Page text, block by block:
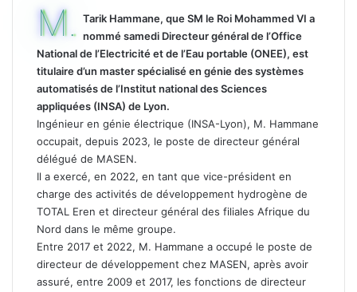
M. Tarik Hammane, que SM le Roi Mohammed VI a
nommé samedi Directeur général de l’Office
National de l’Electricité et de l’Eau portable (ONEE), est
titulaire d’un master spécialisé en génie des systèmes
automatisés de l’Institut national des Sciences
appliquées (INSA) de Lyon.
Ingénieur en génie électrique (INSA-Lyon), M. Hammane
occupait, depuis 2023, le poste de directeur général
délégué de MASEN.
Il a exercé, en 2022, en tant que vice-président en
charge des activités de développement hydrogène de
TOTAL Eren et directeur général des filiales Afrique du
Nord dans le même groupe.
Entre 2017 et 2022, M. Hammane a occupé le poste de
directeur de développement chez MASEN, après avoir
assuré, entre 2009 et 2017, les fonctions de directeur